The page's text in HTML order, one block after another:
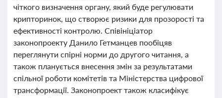
чіткого визначення органу, який буде регулювати
крипторинок, що створює ризики для прозорості та
ефективності контролю. Співініціатор
законопроекту Данило Гетманцев пообіцяв
переглянути спірні норми до другого читання, а
також планується внесення змін за результатами
спільної роботи комітетів та Міністерства цифрової
трансформації. Законопроект також класифікує